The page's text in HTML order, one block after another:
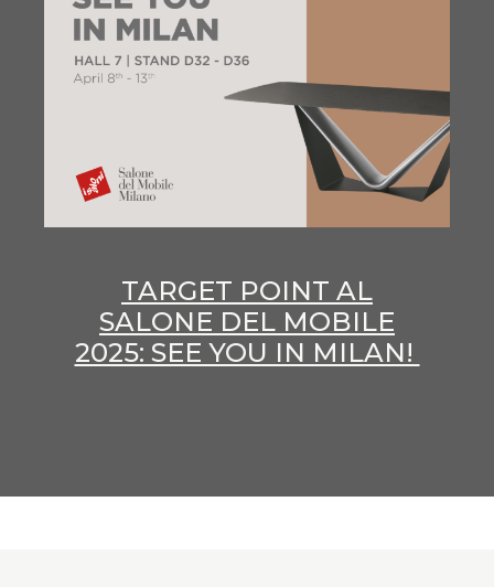
TARGET POINT AL
SALONE DEL MOBILE
2025: SEE YOU IN MILAN!